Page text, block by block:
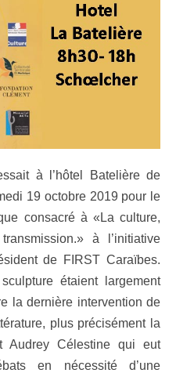
à l’hôtel Batelière de
19 octobre 2019 pour le
consacré à «La culture,
à l’initiative
de FIRST Caraïbes.
étaient largement
la dernière intervention de
plus précisément la
Audrey Célestine qui eut
en nécessité d’une